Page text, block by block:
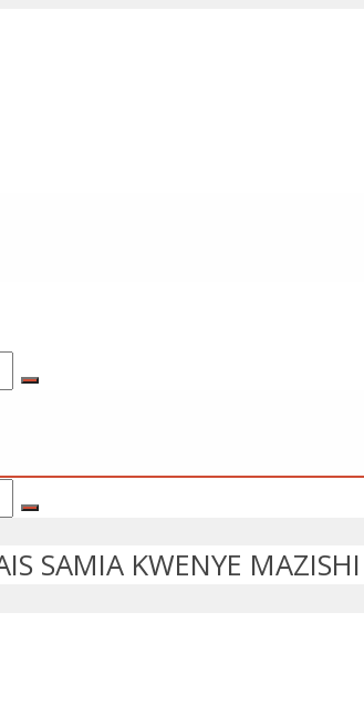
SAMIA KWENYE